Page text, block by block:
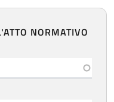
NORMATIVO